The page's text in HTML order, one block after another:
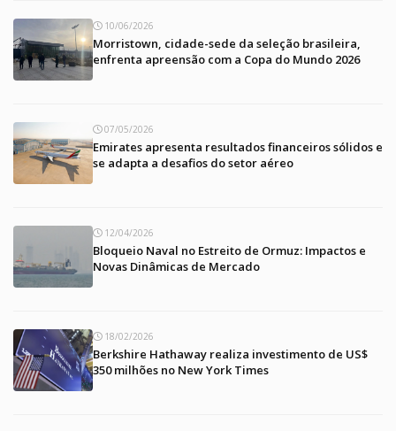
10/06/2026
Morristown, cidade-sede da seleção brasileira,
enfrenta apreensão com a Copa do Mundo 2026
07/05/2026
Emirates apresenta resultados financeiros sólidos e
se adapta a desafios do setor aéreo
12/04/2026
Bloqueio Naval no Estreito de Ormuz: Impactos e
Novas Dinâmicas de Mercado
18/02/2026
Berkshire Hathaway realiza investimento de US$
350 milhões no New York Times